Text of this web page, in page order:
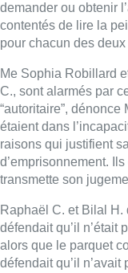
demander ou obtenir
contentés de lire la
pour chacun des
Me Sophia Robillard
C., sont alarmés par
“autoritaire”,
étaient dans
raisons qui justifient
d’emprisonnement.
transmette son
Raphaël C. et Bilal H.
défendait qu’il n’était
alors que le parquet
défendait qu’il